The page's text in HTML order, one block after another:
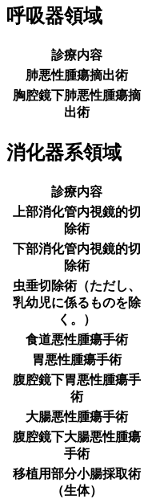
呼吸器領域
診療内容
肺悪性腫瘍摘出術
胸腔鏡下肺悪性腫瘍摘
出術
消化器系領域
診療内容
上部消化管内視鏡的切
除術
下部消化管内視鏡的切
除術
虫垂切除術（ただし、
乳幼児に係るものを除
く。）
食道悪性腫瘍手術
胃悪性腫瘍手術
腹腔鏡下胃悪性腫瘍手
術
大腸悪性腫瘍手術
腹腔鏡下大腸悪性腫瘍
手術
移植用部分小腸採取術
（生体）